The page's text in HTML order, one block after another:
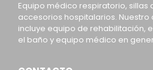
Equipo médico respiratorio, sillas
accesorios hospitalarios.
incluye equipo de rehabilitación,
el baño y equipo médico en